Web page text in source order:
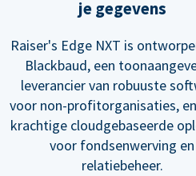
je gegevens
Raiser's Edge NXT is
Blackbaud, een
leverancier van robuuste
voor non-profitorganisaties,
krachtige cloudgebaseerde
voor fondsenwerving en
relatiebeheer.